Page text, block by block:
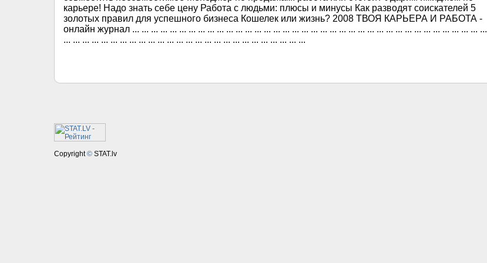
карьере! Надо знать себе цену Работа с людьми: плюсы и минусы Как разводят соискателей 5
золотых правил для успешного бизнеса Кошелек или жизнь? 2008 ТВОЯ КАРЬЕРА И РАБОТА -
онлайн журнал ... ... ... ... ... ... ... ... ... ... ... ... ... ... ... ... ... ... ... ... ... ... ... ... ... ... ... ... ... ... ... ... ... ... ... ... ... ...
... ... ... ... ... ... ... ... ... ... ... ... ... ... ... ... ... ... ... ... ... ... ... ... ... ...
Copyright© STAT.lv